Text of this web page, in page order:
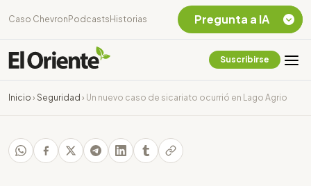
Caso Chevron Podcasts Historias
Suscribirse
Inicio › Seguridad › Un nuevo caso de sicariato ocurrió en Lago Agrio
Pregunta a IA
Chevron Ecuador